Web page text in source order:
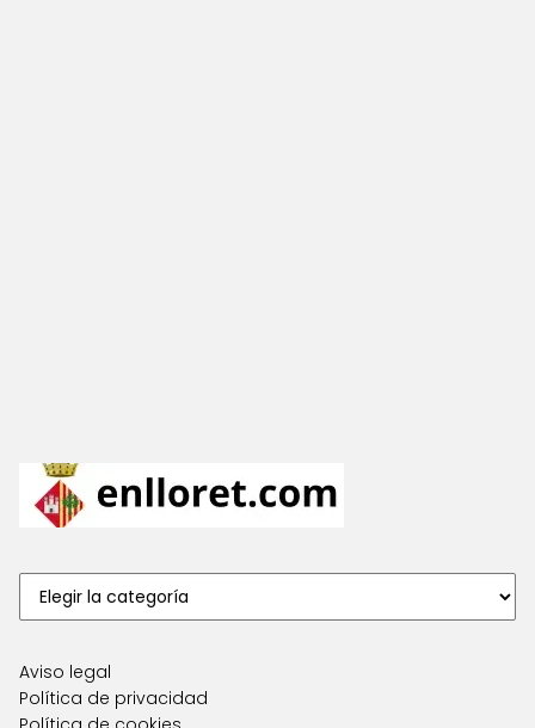
Aviso legal
Política de privacidad